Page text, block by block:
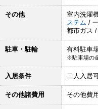
その他 室内洗濯
ステム /
都市ガス
駐車・駐輪 有料駐車
※駐車場の
入居条件 二人入居
その他諸費用 その他費